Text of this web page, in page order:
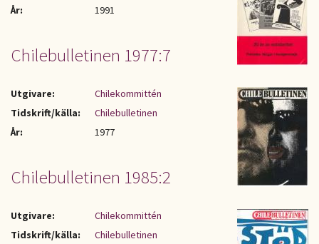
År:
1991
Chilebulletinen 1977:7
Utgivare:
Chilekommittén
Tidskrift/källa:
Chilebulletinen
År:
1977
Chilebulletinen 1985:2
Utgivare:
Chilekommittén
Tidskrift/källa:
Chilebulletinen